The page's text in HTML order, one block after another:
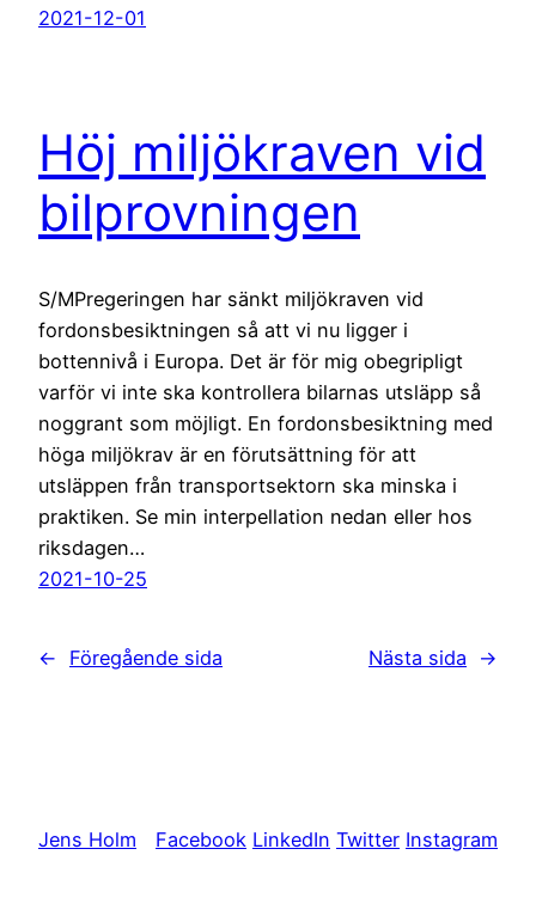
2021-12-01
Höj miljökraven vid
bilprovningen
S/MPregeringen har sänkt miljökraven vid
fordonsbesiktningen så att vi nu ligger i
bottennivå i Europa. Det är för mig obegripligt
varför vi inte ska kontrollera bilarnas utsläpp så
noggrant som möjligt. En fordonsbesiktning med
höga miljökrav är en förutsättning för att
utsläppen från transportsektorn ska minska i
praktiken. Se min interpellation nedan eller hos
riksdagen…
2021-10-25
← Föregående sida Nästa sida →
Jens Holm Facebook LinkedIn Twitter Instagram